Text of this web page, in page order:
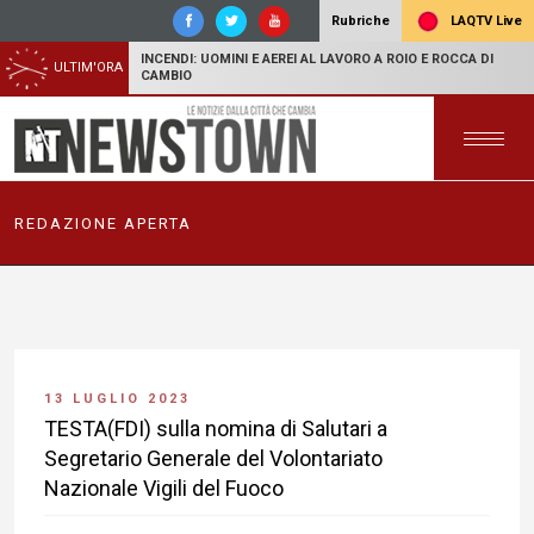
Rubriche LAQTV Live
ULTIM'ORA
INCENDI: UOMINI E AEREI AL LAVORO A ROIO E ROCCA DI
CAMBIO
REDAZIONE APERTA
13 LUGLIO 2023
TESTA(FDI) sulla nomina di Salutari a
Segretario Generale del Volontariato
Nazionale Vigili del Fuoco